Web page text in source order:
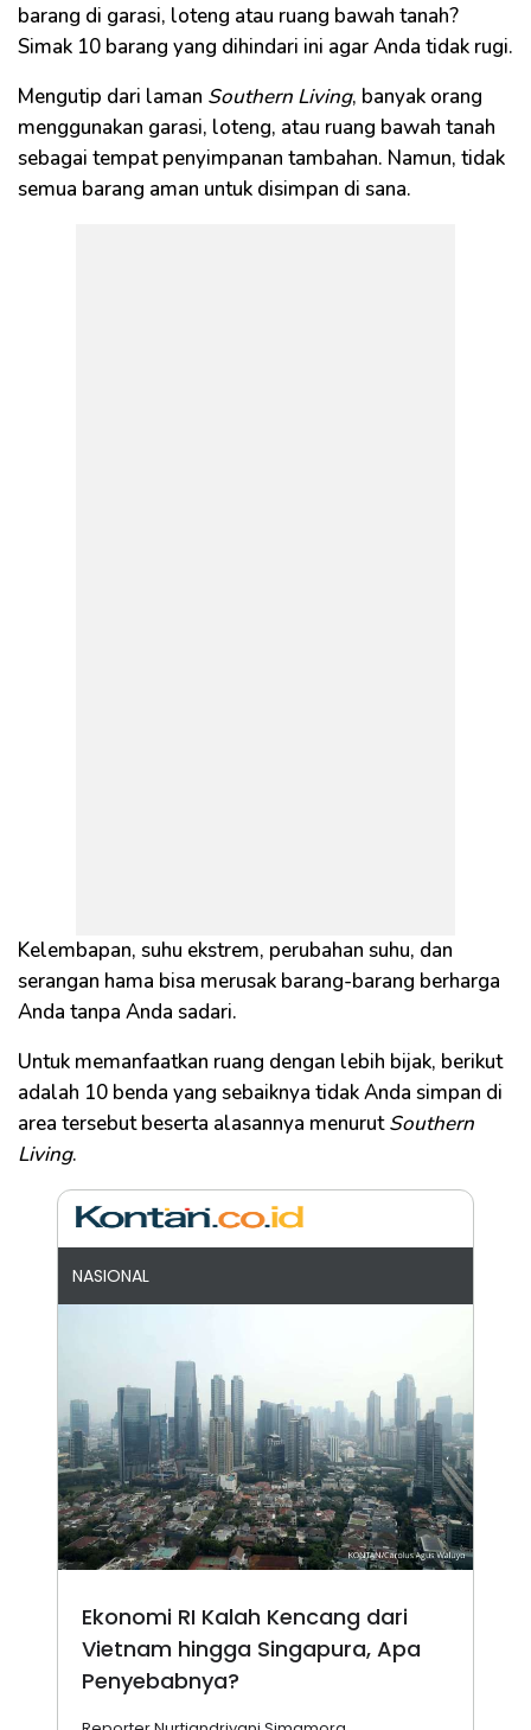
barang di garasi, loteng atau ruang bawah tanah?
Simak 10 barang yang dihindari ini agar Anda tidak rugi.
Mengutip dari laman Southern Living, banyak orang
menggunakan garasi, loteng, atau ruang bawah tanah
sebagai tempat penyimpanan tambahan. Namun, tidak
semua barang aman untuk disimpan di sana.
Kelembapan, suhu ekstrem, perubahan suhu, dan
serangan hama bisa merusak barang-barang berharga
Anda tanpa Anda sadari.
Untuk memanfaatkan ruang dengan lebih bijak, berikut
adalah 10 benda yang sebaiknya tidak Anda simpan di
area tersebut beserta alasannya menurutSouthern
Living.
NASIONAL
Ekonomi RI Kalah Kencang dari
Vietnam hingga Singapura, Apa
Penyebabnya?